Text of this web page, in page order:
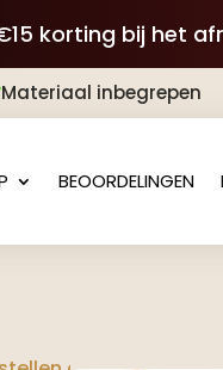
korting bij het
Materiaal inbegrepen
BEOORDELINGEN